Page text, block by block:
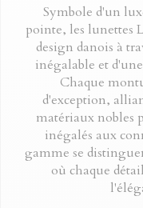
Symbole d'un
pointe, les lunettes
design danois à
inégalable et d'une
Chaque
d'exception,
matériaux nobles
inégalés aux
gamme se
où chaque